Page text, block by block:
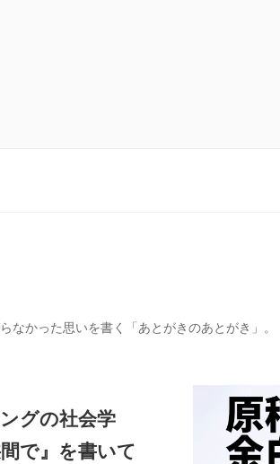
なかった思いを書く「あとがきのあとがき」。
グの社会学
で』を書いて